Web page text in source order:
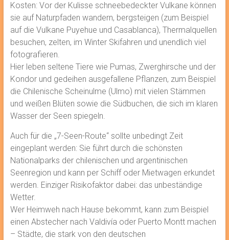
Kosten: Vor der Kulisse schneebedeckter Vulkane können
sie auf Naturpfaden wandern, bergsteigen (zum Beispiel
auf die Vulkane Puyehue und Casablanca), Thermalquellen
besuchen, zelten, im Winter Skifahren und unendlich viel
fotografieren.
Hier leben seltene Tiere wie Pumas, Zwerghirsche und der
Kondor und gedeihen ausgefallene Pflanzen, zum Beispiel
die Chilenische Scheinulme (Ulmo) mit vielen Stämmen
und weißen Blüten sowie die Südbuchen, die sich im klaren
Wasser der Seen spiegeln.
Auch für die „7-Seen-Route“ sollte unbedingt Zeit
eingeplant werden: Sie führt durch die schönsten
Nationalparks der chilenischen und argentinischen
Seenregion und kann per Schiff oder Mietwagen erkundet
werden. Einziger Risikofaktor dabei: das unbeständige
Wetter.
Wer Heimweh nach Hause bekommt, kann zum Beispiel
einen Abstecher nach Valdivía oder Puerto Montt machen
– Städte, die stark von den deutschen